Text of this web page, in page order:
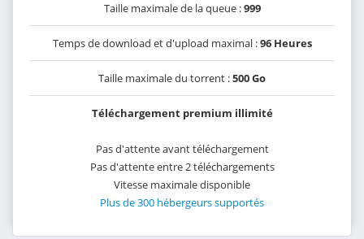
Taille maximale de la queue :999
Temps de download et d'upload maximal :96 Heures
Taille maximale du torrent :500 Go
Téléchargement premium illimité
Pas d'attente avant téléchargement
Pas d'attente entre 2 téléchargements
Vitesse maximale disponible
Plus de 300 hébergeurs supportés